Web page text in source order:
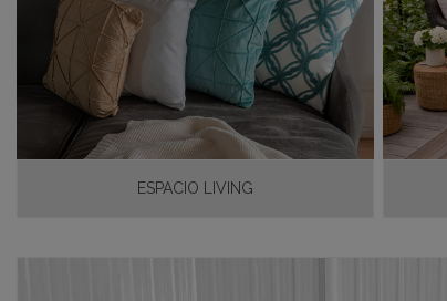
ESPACIO LIVING